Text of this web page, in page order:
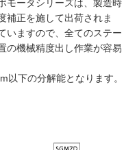
モータシリーズは、製造時
補正を施して出荷されま
いますので、全てのステー
の機械精度出し作業が容易
以下の分解能となります。